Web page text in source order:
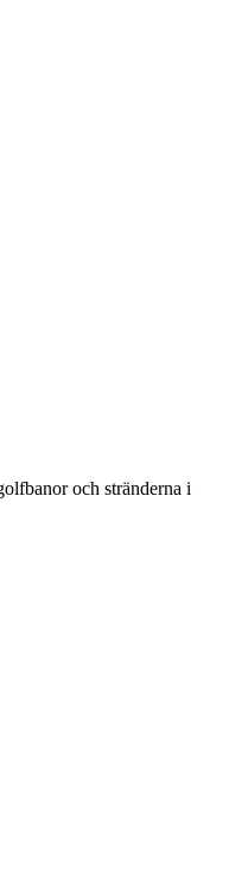
och stränderna i